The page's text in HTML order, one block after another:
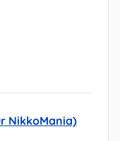
NikkoMania)